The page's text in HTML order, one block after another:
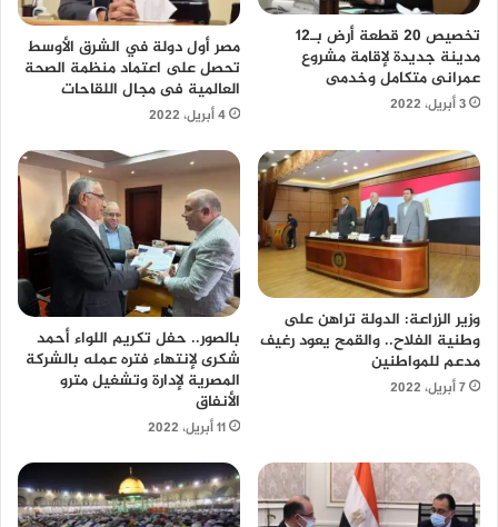
تخصيص 20 قطعة أرض بـ12
مدينة جديدة لإقامة مشروع
عمرانى متكامل وخدمى
3 أبريل، 2022
مصر أول دولة في الشرق الأوسط
تحصل على اعتماد منظمة الصحة
العالمية فى مجال اللقاحات
4 أبريل، 2022
وزير الزراعة: الدولة تراهن على
وطنية الفلاح.. والقمح يعود رغيف
مدعم للمواطنين
7 أبريل، 2022
بالصور.. حفل تكريم اللواء أحمد
شكرى لإنتهاء فتره عمله بالشركة
المصرية لإدارة وتشغيل مترو
الأنفاق
11 أبريل، 2022